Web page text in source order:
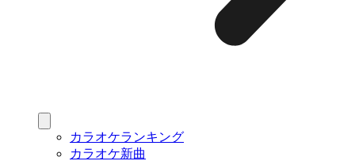
カラオケランキング
カラオケ新曲